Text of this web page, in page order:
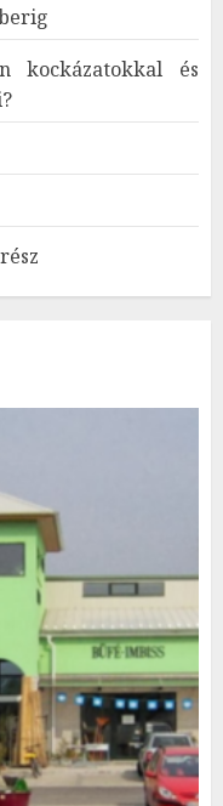
kockázatokkal és